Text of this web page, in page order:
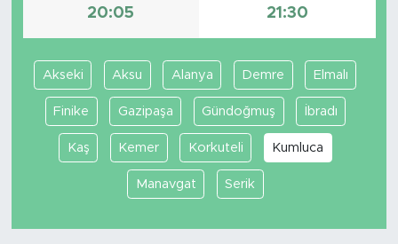
20:05 21:30
Akseki Aksu Alanya Demre Elmalı
Finike Gazipaşa Gündoğmuş İbradı
Kaş Kemer Korkuteli Kumluca
Manavgat Serik